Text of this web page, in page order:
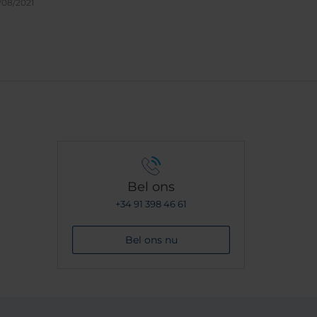
08/2021
Bel ons
+34 91 398 46 61
Bel ons nu